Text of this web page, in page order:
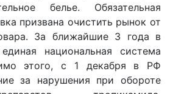
белье. Обязательная
призвана очистить рынок от
За ближайшие 3 года в
национальная система
этого, с 1 декабря в РФ
за нарушения при обороте